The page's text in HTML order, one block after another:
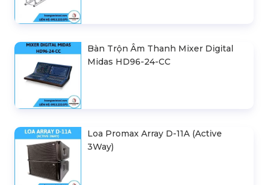
Bàn Trộn Âm Thanh Mixer Digital
Midas HD96-24-CC
Loa Promax Array D-11A (Active
3Way)